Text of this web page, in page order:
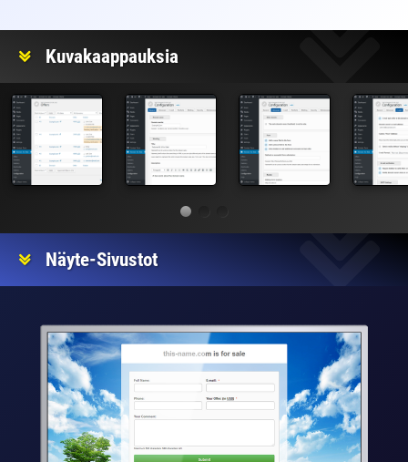
Kuvakaappauksia
Näyte-Sivustot